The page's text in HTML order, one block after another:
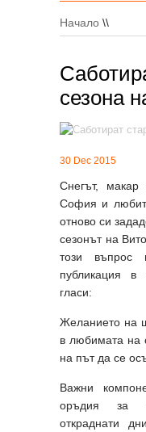
Начало \\
сезона
30 Dec 2015
Снегът,
София и
отново си
сезонът на
този въпрос
публикация в
гласи:
Желанието на
в любимата на
на път да се
Важни
оръдия за
откраднати